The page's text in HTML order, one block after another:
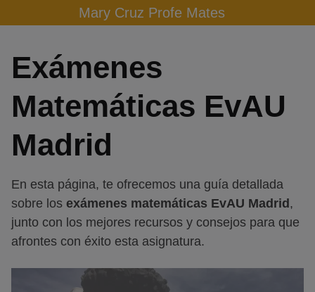
to
Mary Cruz Profe Mates
Exámenes
Matemáticas EvAU
Madrid
En esta página, te ofrecemos una guía detallada
sobre los exámenes matemáticas EvAU Madrid ,
junto con los mejores recursos y consejos para que
afrontes con éxito esta asignatura.